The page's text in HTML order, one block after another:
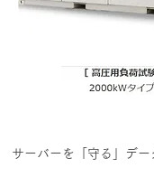
サーバーを「守る」デ